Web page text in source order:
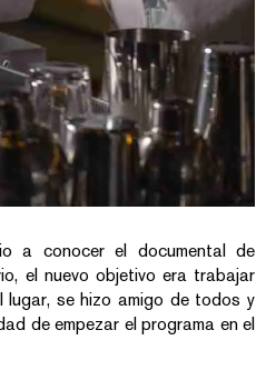
a conocer el documental de
el nuevo objetivo era trabajar
lugar, se hizo amigo de todos y
de empezar el programa en el